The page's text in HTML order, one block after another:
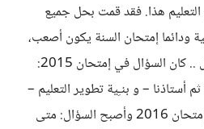
هذا. فقد قمت بحل جميع
ودائما إمتحان السنة يكون أصعب،
لماذااا لماذااا.أعطيك مثال .. كان السؤال في إمتحان 2015:
أستاذنا – و بنـِية تطوير التعليم –
رفع من صعوبة السؤال بإمتحان 2016 وأصبح السؤال: متى